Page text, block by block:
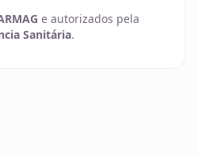
e autorizados pela
Sanitária.